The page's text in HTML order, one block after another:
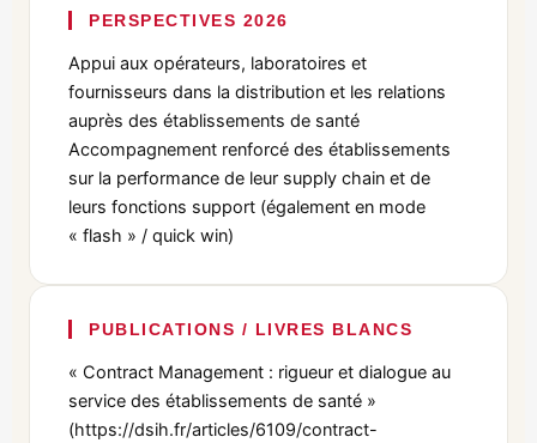
PERSPECTIVES 2026
Appui aux opérateurs, laboratoires et
fournisseurs dans la distribution et les relations
auprès des établissements de santé
Accompagnement renforcé des établissements
sur la performance de leur supply chain et de
leurs fonctions support (également en mode
« flash » / quick win)
PUBLICATIONS / LIVRES BLANCS
« Contract Management : rigueur et dialogue au
service des établissements de santé »
(https://dsih.fr/articles/6109/contract-